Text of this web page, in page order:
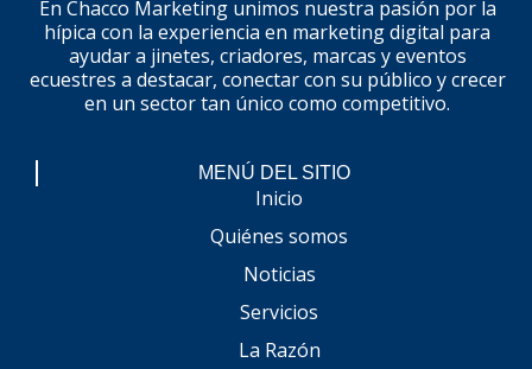
En Chacco Marketing unimos nuestra pasión por la
hípica con la experiencia en marketing digital para
ayudar a jinetes, criadores, marcas y eventos
ecuestres a destacar, conectar con su público y crecer
en un sector tan único como competitivo.
MENÚ DEL SITIO
Inicio
Quiénes somos
Noticias
Servicios
La Razón